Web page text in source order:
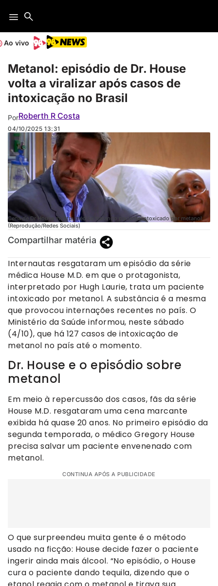
Ao vivo
Metanol: episódio de Dr. House
volta a viralizar após casos de
intoxicação no Brasil
PorRoberth R Costa
04/10/2025 13:31
Cena de Dr House mostra médico tratando paciente intoxicado por metanol
(Reprodução/Redes Sociais)
Compartilhar matéria
Internautas resgataram um episódio da série
médica House M.D. em que o protagonista,
interpretado por Hugh Laurie, trata um paciente
intoxicado por metanol. A substância é a mesma
que provocou internações recentes no país. O
Ministério da Saúde informou, neste sábado
(4/10), que há 127 casos de intoxicação de
metanol no país até o momento.
Dr. House e o episódio sobre
metanol
Em meio à repercussão dos casos, fãs da série
House M.D. resgataram uma cena marcante
exibida há quase 20 anos. No primeiro episódio da
segunda temporada, o médico Gregory House
precisa salvar um paciente envenenado com
metanol.
CONTINUA APÓS A PUBLICIDADE
O que surpreendeu muita gente é o método
usado na ficção: House decide fazer o paciente
ingerir ainda mais álcool. “No episódio, o House
cura o paciente dando tequila, dizendo que o